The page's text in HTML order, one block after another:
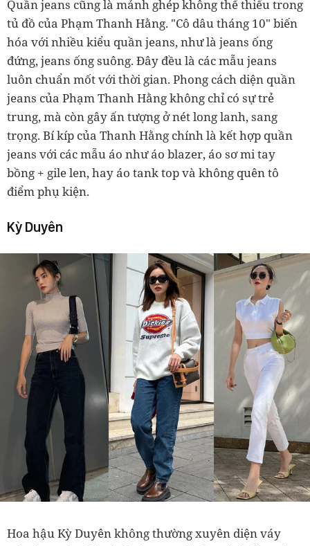
Quần jeans cũng là mảnh ghép không thể thiếu trong
tủ đồ của Phạm Thanh Hằng. "Cô dâu tháng 10" biến
hóa với nhiều kiểu quần jeans, như là jeans ống
đứng, jeans ống suông. Đây đều là các mẫu jeans
luôn chuẩn mốt với thời gian. Phong cách diện quần
jeans của Phạm Thanh Hằng không chỉ có sự trẻ
trung, mà còn gây ấn tượng ở nét long lanh, sang
trọng. Bí kíp của Thanh Hằng chính là kết hợp quần
jeans với các mẫu áo như áo blazer, áo sơ mi tay
bồng + gile len, hay áo tank top và không quên tô
điểm phụ kiện.
Kỳ Duyên
Hoa hậu Kỳ Duyên không thường xuyên diện váy